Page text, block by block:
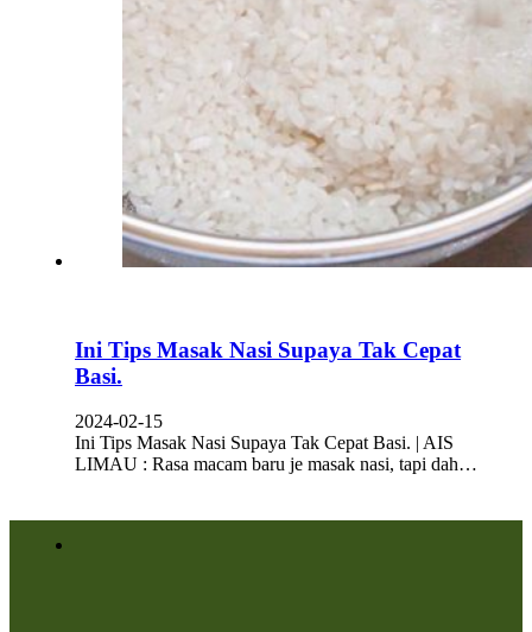
Ini Tips Masak Nasi Supaya Tak Cepat
Basi.
2024-02-15
Ini Tips Masak Nasi Supaya Tak Cepat Basi. | AIS
LIMAU : Rasa macam baru je masak nasi, tapi dah…